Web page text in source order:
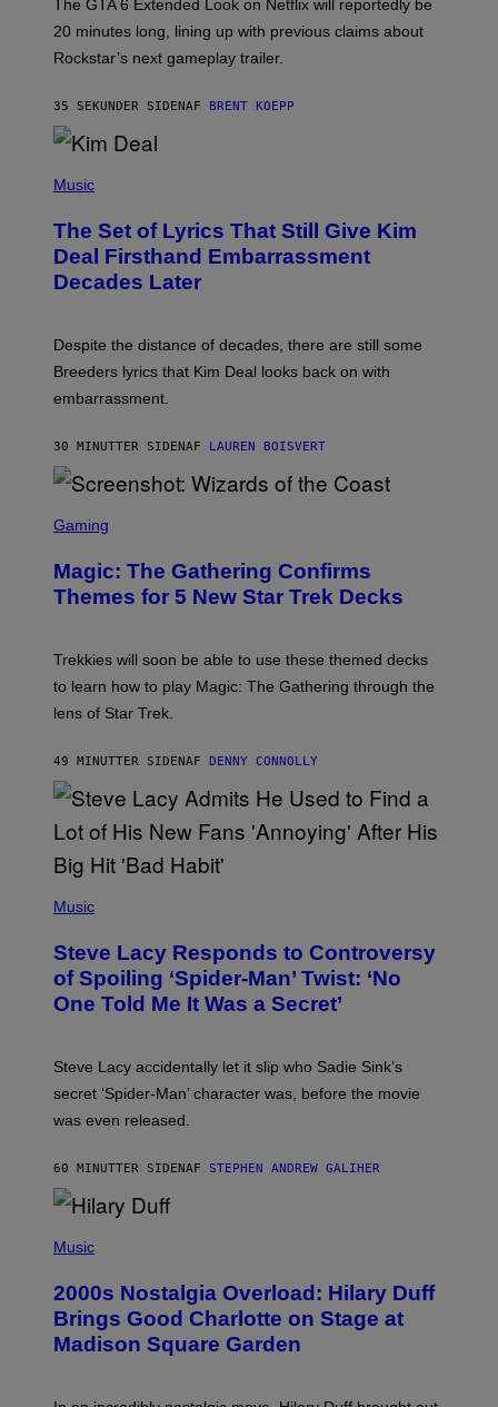
R
O
K
A
R
G
M
E
,
N
E
T
F
X
The GTA 6 Extended Look on Netflix will reportedly be
20 minutes long, lining up with previous claims about
Rockstar’s next gameplay trailer.
35 SEKUNDER SIDENAF BRENT KOEPP
H
B
Y
K
R
V
Z
/
F
L
M
A
G
Music
The Set of Lyrics That Still Give Kim
Deal Firsthand Embarrassment
Decades Later
Despite the distance of decades, there are still some
Breeders lyrics that Kim Deal looks back on with
embarrassment.
30 MINUTTER SIDENAF LAUREN BOISVERT
C
E
N
S
T
W
I
Z
R
S
F
T
H
E
O
T
Gaming
Magic: The Gathering Confirms
Themes for 5 New Star Trek Decks
Trekkies will soon be able to use these themed decks
to learn how to play Magic: The Gathering through the
lens of Star Trek.
49 MINUTTER SIDENAF DENNY CONNOLLY
H
O
B
Y
J
E
M
C
T
H
Y
G
E
T
Y
I
M
A
Music
Steve Lacy Responds to Controversy
of Spoiling ‘Spider-Man’ Twist: ‘No
One Told Me It Was a Secret’
Steve Lacy accidentally let it slip who Sadie Sink’s
secret ‘Spider-Man’ character was, before the movie
was even released.
60 MINUTTER SIDENAF STEPHEN ANDREW GALIHER
H
O
B
Y
E
Music
2000s Nostalgia Overload: Hilary Duff
Brings Good Charlotte on Stage at
Madison Square Garden